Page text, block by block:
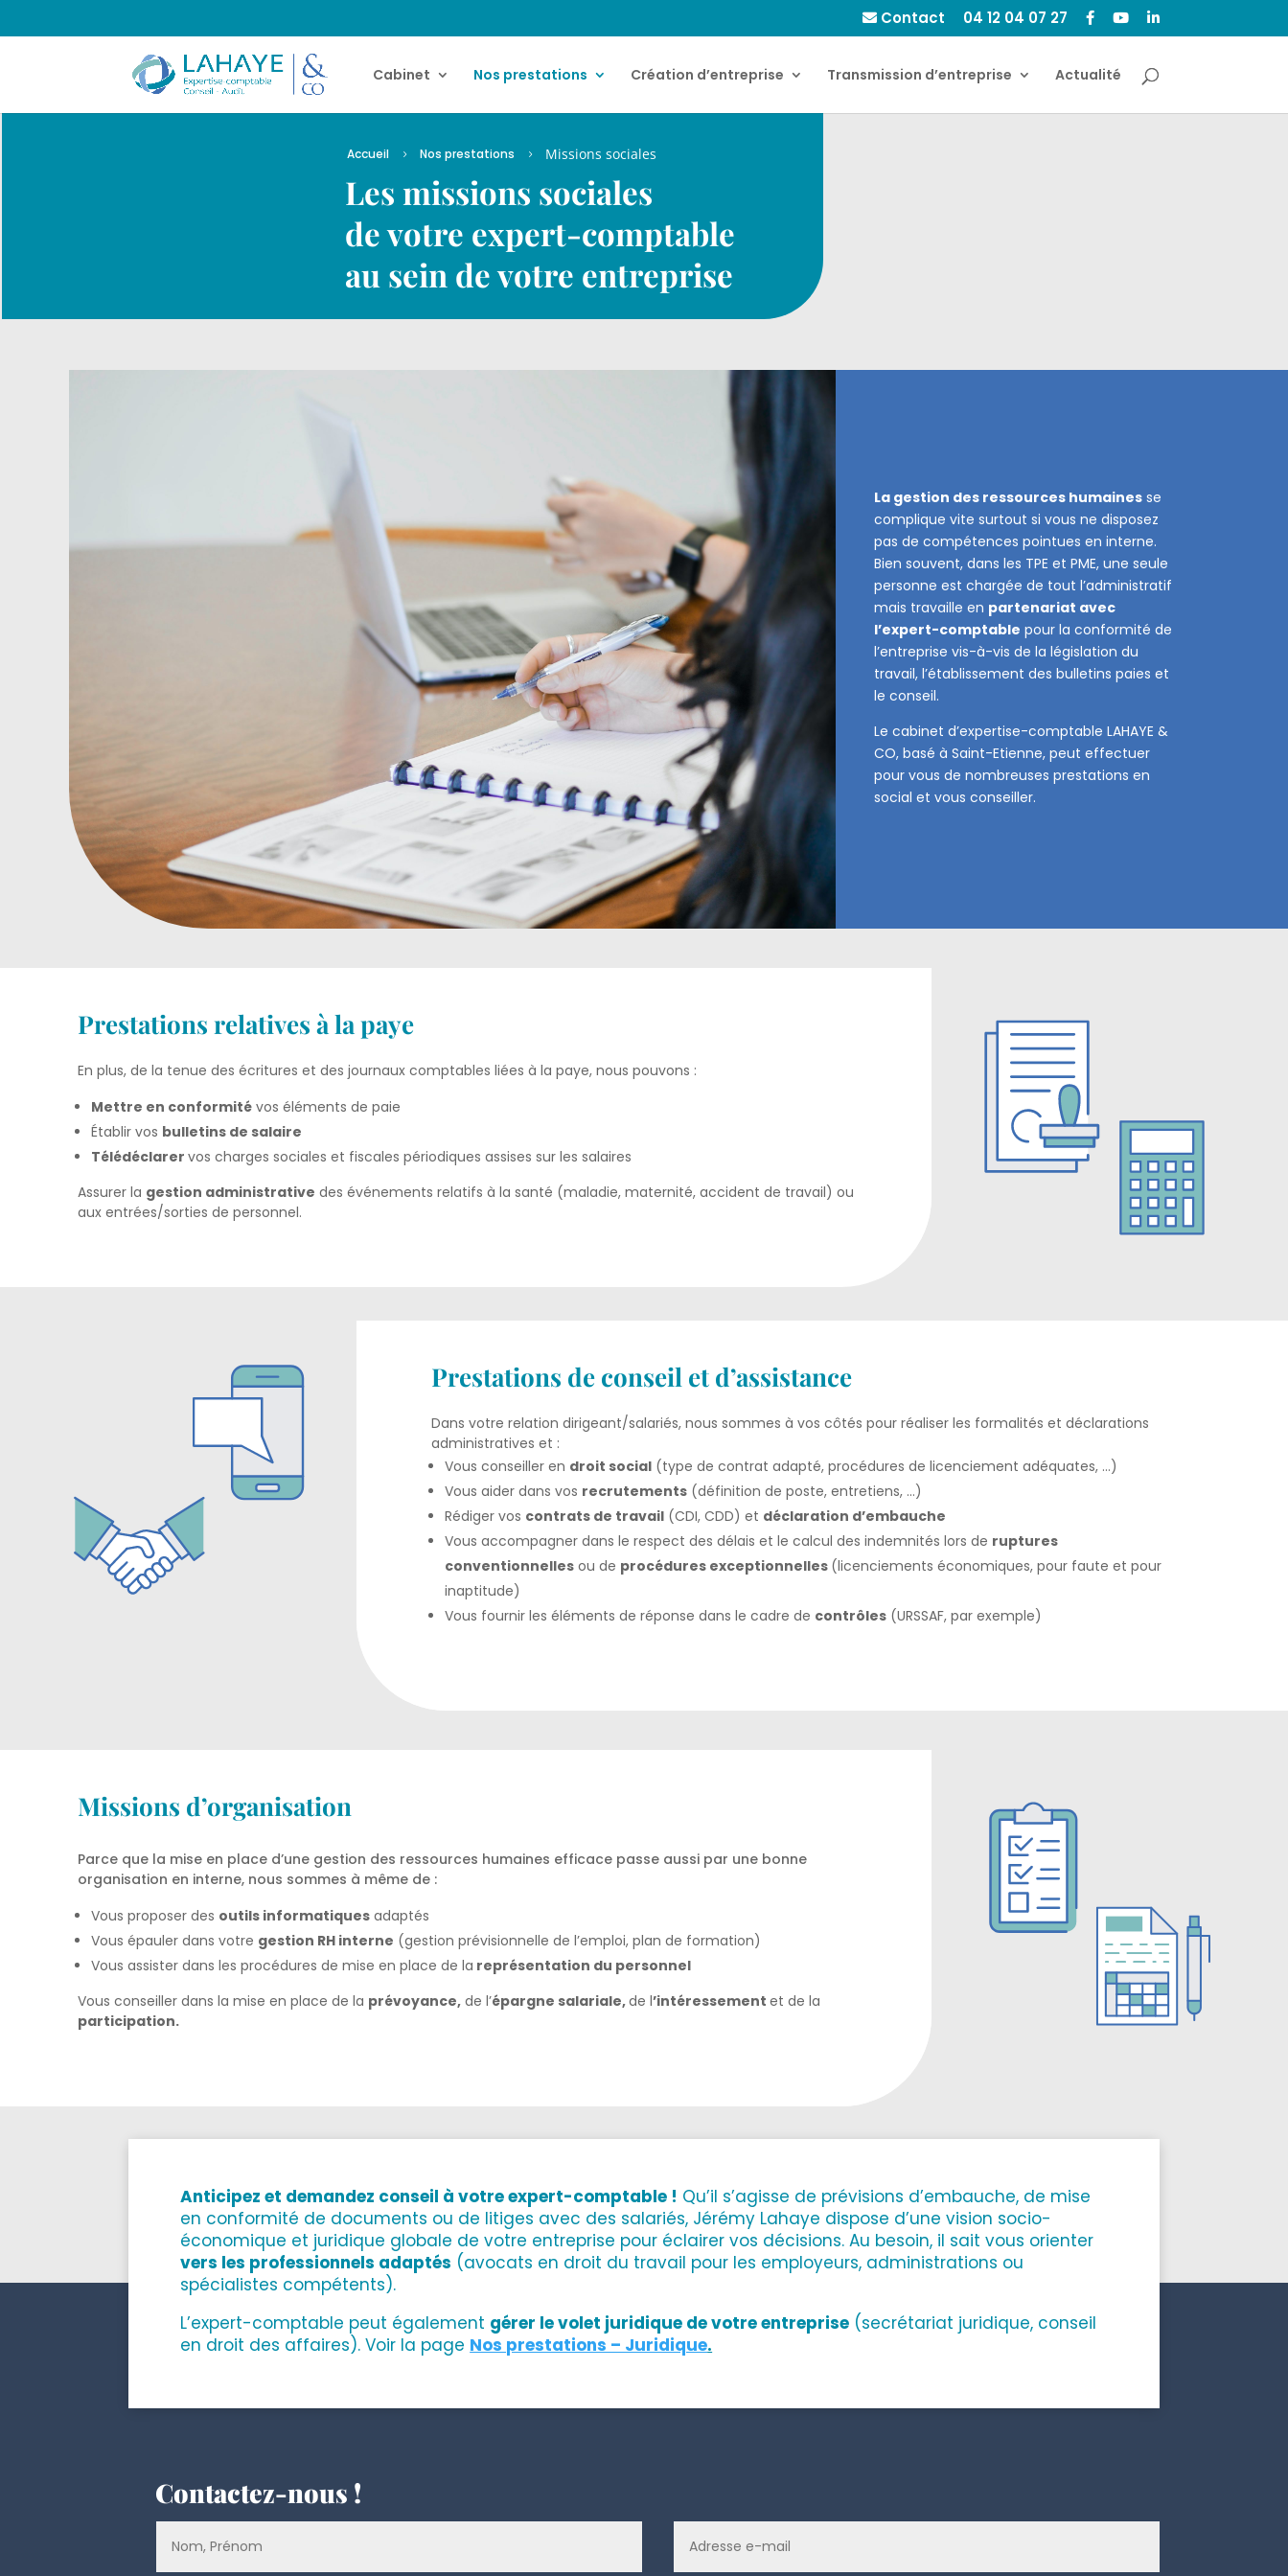
Contact 04 12 04 07 27
Cabinet Nos prestations Création d’entreprise Transmission d’entreprise Actualité
Accueil 5 Nos prestations 5 Missions sociales
Les missions sociales
de votre expert-comptable
au sein de votre entreprise
La gestion des ressources humainesse
complique vite surtout si vous ne disposez
pas de compétences pointues en interne.
Bien souvent, dans les TPE et PME, une seule
personne est chargée de tout l’administratif
mais travaille en partenariat avec
l’expert-comptable pour la conformité de
l’entreprise vis-à-vis de la législation du
travail, l’établissement des bulletins paies et
le conseil.
Le cabinet d’expertise-comptable LAHAYE &
CO, basé à Saint-Etienne, peut effectuer
pour vous de nombreuses prestations en
social et vous conseiller.
Prestations relatives à la paye
En plus, de la tenue des écritures et des journaux comptables liées à la paye, nous pouvons :
Mettre en conformité vos éléments de paie
Établir vos bulletins de salaire
Télédéclarer vos charges sociales et fiscales périodiques assises sur les salaires
Assurer la gestion administrative des événements relatifs à la santé (maladie, maternité, accident de travail) ou
aux entrées/sorties de personnel.
Prestations de conseil et d’assistance
Dans votre relation dirigeant/salariés, nous sommes à vos côtés pour réaliser les formalités et déclarations
administratives et :
Vous conseiller en droit social (type de contrat adapté, procédures de licenciement adéquates, …)
Vous aider dans vos recrutements (définition de poste, entretiens, …)
Rédiger vos contrats de travail (CDI, CDD) et déclaration d’embauche
Vous accompagner dans le respect des délais et le calcul des indemnités lors de ruptures
conventionnelles ou de procédures exceptionnelles (licenciements économiques, pour faute et pour
inaptitude)
Vous fournir les éléments de réponse dans le cadre de contrôles (URSSAF, par exemple)
Missions d’organisation
Parce que la mise en place d’une gestion des ressources humaines efficace passe aussi par une bonne
organisation en interne, nous sommes à même de :
Vous proposer des outils informatiques adaptés
Vous épauler dans votre gestion RH interne (gestion prévisionnelle de l’emploi, plan de formation)
Vous assister dans les procédures de mise en place de la représentation du personnel
Vous conseiller dans la mise en place de la prévoyance, de l’épargne salariale,de l’intéressement et de la
participation.
Anticipez et demandez conseil à votre expert-comptable ! Qu’il s’agisse de prévisions d’embauche, de mise
en conformité de documents ou de litiges avec des salariés, Jérémy Lahaye dispose d’une vision socio-
économique et juridique globale de votre entreprise pour éclairer vos décisions. Au besoin, il sait vous orienter
vers les professionnels adaptés (avocats en droit du travail pour les employeurs, administrations ou
spécialistes compétents).
L’expert-comptable peut également gérer le volet juridique de votre entreprise (secrétariat juridique, conseil
en droit des affaires). Voir la page Nos prestations – Juridique.
Contactez-nous !